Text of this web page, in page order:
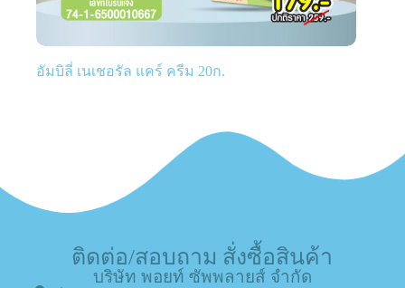
อัมบิลี่ เนเชอรัล แคร์ ครีม 20ก.
ติดต่อ/สอบถาม สั่งซื้อสินค้า
บริษัท พอยท์ ซัพพลายส์ จำกัด